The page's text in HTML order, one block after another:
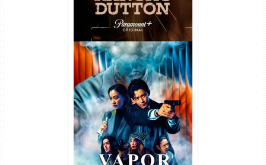
Vapor Humano 1ª Temporada
Torrent (2026) WEB-DL 1080p
Dual Áudio